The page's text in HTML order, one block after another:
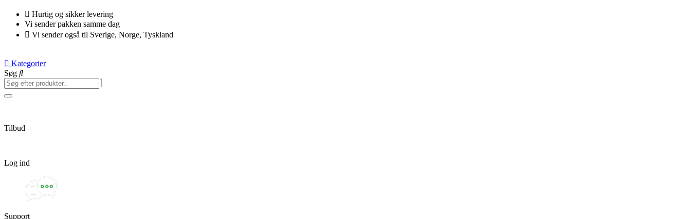
Videre
indhold
Hurtig og sikker levering
Vi sender pakken samme dag
Vi sender også til Sverige, Norge, Tyskland
Kategorier
Søg
Tilbud
Log ind
Support